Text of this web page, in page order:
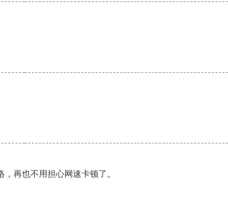
再也不用担心网速卡顿了。